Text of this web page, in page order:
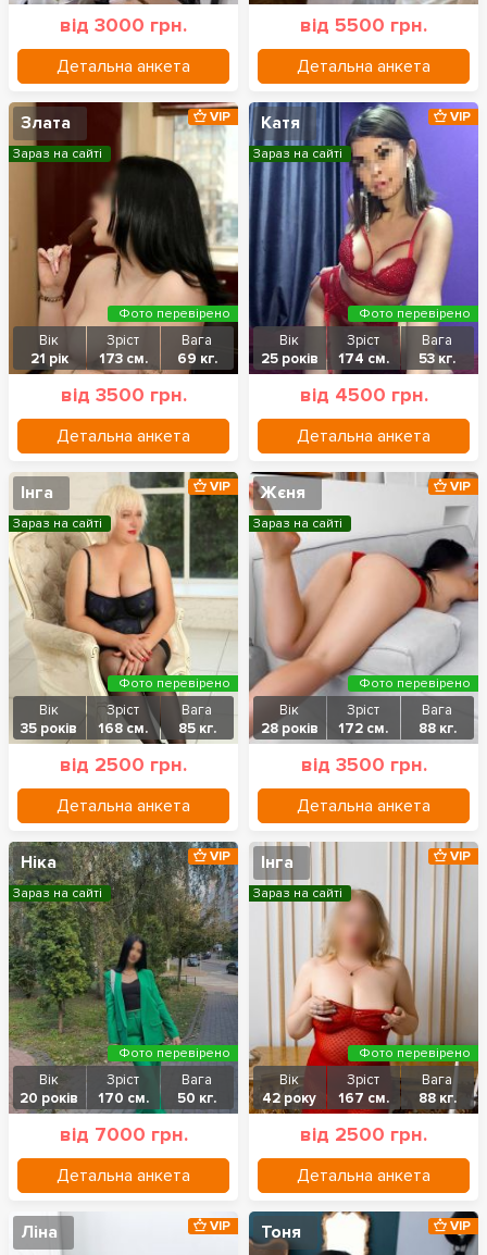
від 3000 грн.
Детальна анкета
від 5500 грн.
Детальна анкета
Злата
Вік
21 рік
Зріст
173 см.
Вага
69 кг.
від 3500 грн.
Детальна анкета
VIP
Зараз на сайті
Фото перевірено
Катя
Вік
25 років
Зріст
174 см.
Вага
53 кг.
від 4500 грн.
Детальна анкета
VIP
Зараз на сайті
Фото перевірено
Інга
Вік
35 років
Зріст
168 см.
Вага
85 кг.
від 2500 грн.
Детальна анкета
VIP
Зараз на сайті
Фото перевірено
Жєня
Вік
28 років
Зріст
172 см.
Вага
88 кг.
від 3500 грн.
Детальна анкета
VIP
Зараз на сайті
Фото перевірено
Ніка
Вік
20 років
Зріст
170 см.
Вага
50 кг.
від 7000 грн.
Детальна анкета
VIP
Зараз на сайті
Фото перевірено
Інга
Вік
42 року
Зріст
167 см.
Вага
88 кг.
від 2500 грн.
Детальна анкета
VIP
Зараз на сайті
Фото перевірено
Ліна VIP Тоня VIP